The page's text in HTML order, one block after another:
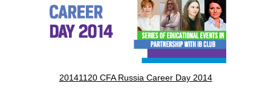
20141120 CFA Russia Career Day 2014